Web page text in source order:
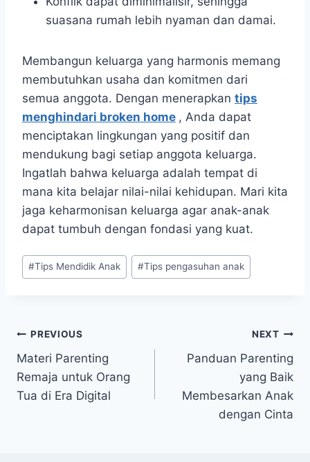
suasana rumah lebih nyaman dan damai.
Membangun keluarga yang harmonis memang
membutuhkan usaha dan komitmen dari
semua anggota. Dengan menerapkan tips
menghindari broken home , Anda dapat
menciptakan lingkungan yang positif dan
mendukung bagi setiap anggota keluarga.
Ingatlah bahwa keluarga adalah tempat di
mana kita belajar nilai-nilai kehidupan. Mari kita
jaga keharmonisan keluarga agar anak-anak
dapat tumbuh dengan fondasi yang kuat.
Post
Tags:
#Tips Mendidik Anak #Tips pengasuhan anak
Navigasi
pos
PREVIOUS
Materi Parenting
Remaja untuk Orang
Tua di Era Digital
NEXT
Panduan Parenting
yang Baik
Membesarkan Anak
dengan Cinta